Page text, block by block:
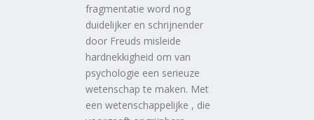
fragmentatie word nog
duidelijker en schrijnender
door Freuds misleide
hardnekkigheid om van
psychologie een serieuze
wetenschap te maken. Met
een wetenschappelijke , die